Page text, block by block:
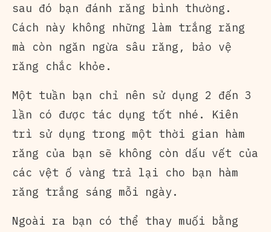
sau đó bạn đánh răng bình thường.
Cách này không những làm trắng răng
mà còn ngăn ngừa sâu răng, bảo vệ
răng chắc khỏe.
Một tuần bạn chỉ nên sử dụng 2 đến 3
lần có được tác dụng tốt nhé. Kiên
trì sử dụng trong một thời gian hàm
răng của bạn sẽ không còn dấu vết của
các vệt ố vàng trả lại cho bạn hàm
răng trắng sáng mỗi ngày.
Ngoài ra bạn có thể thay muối bằng